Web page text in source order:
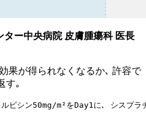
ー中央病院 皮膚腫瘍科 医長
果が得られなくなるか､ 許容で
す｡
ビシン50mg/m²をDay1に､ シスプ